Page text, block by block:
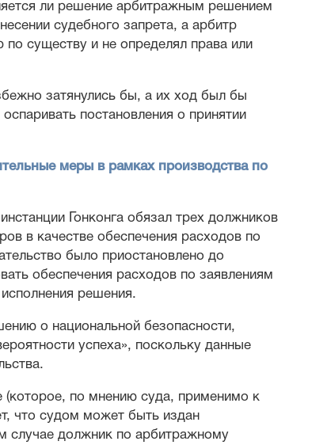
ли решение арбитражным решением
судебного запрета, а арбитр
по существу и не определял права или
затянулись бы, а их ход был бы
постановления о принятии
меры в рамках производства по
Гонконга обязал трех должников
в качестве обеспечения расходов по
было приостановлено до
обеспечения расходов по заявлениям
решения.
о национальной безопасности,
успеха», поскольку данные
(которое, по мнению суда, применимо к
что судом может быть издан
случае должник по арбитражному